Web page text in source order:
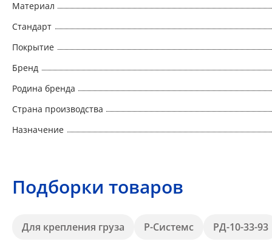
Материал
Стандарт
Покрытие
Бренд
Родина бренда
Страна производства
Назначение
Подборки товаров
Для крепления груза Р-Системс РД-10-33-93